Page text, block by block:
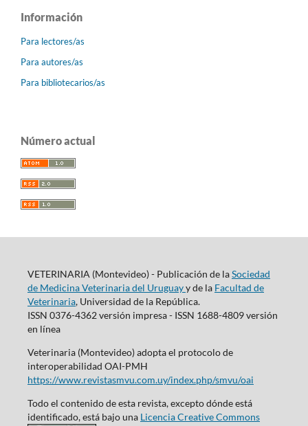
Información
Para lectores/as
Para autores/as
Para bibliotecarios/as
Número actual
VETERINARIA (Montevideo) - Publicación de laSociedad
de Medicina Veterinaria del Uruguayy de la Facultad de
Veterinaria, Universidad de la República.
ISSN 0376-4362 versión impresa - ISSN 1688-4809 versión
en línea
Veterinaria (Montevideo) adopta el protocolo de
interoperabilidad OAI-PMH
https://www.revistasmvu.com.uy/index.php/smvu/oai
Todo el contenido de esta revista, excepto dónde está
identificado, está bajo una Licencia Creative Commons